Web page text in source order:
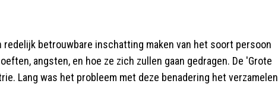
betrouwbare inschatting maken van het soort persoon
angsten, en hoe ze zich zullen gaan gedragen. De 'Grote
Lang was het probleem met deze benadering het verzamelen